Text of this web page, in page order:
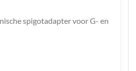
spigotadapter voor G- en